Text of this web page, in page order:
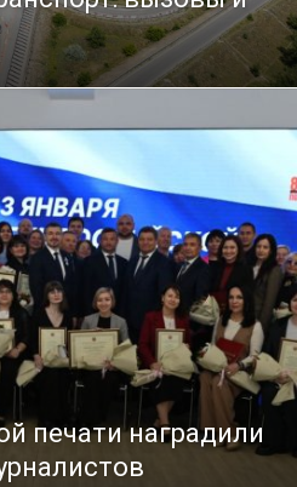
печати наградили